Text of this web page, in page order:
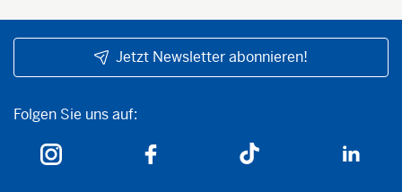
Jetzt Newsletter abonnieren!
Folgen Sie uns auf:
Folgen Sie uns auf: